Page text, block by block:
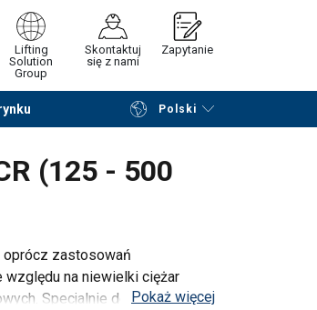
Lifting
Solution
Group
Skontaktuj
się z nami
Zapytanie
Polski
Podsumowanie
(125 - 500
oprócz zastosowań
względu na niewielki ciężar
Specjalnie do
Pokaż więcej